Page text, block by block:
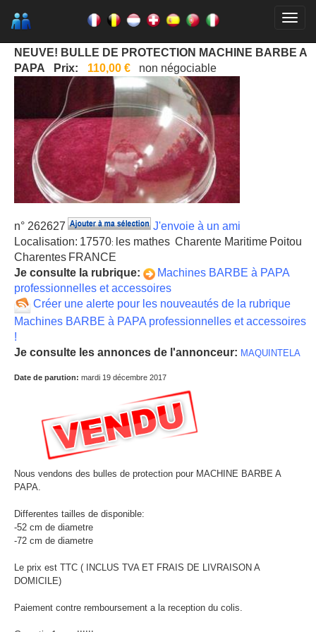
NEUVE! BULLE DE PROTECTION MACHINE BARBE A
PAPA
Prix: 110,00 € non négociable
n° 262627
J'envoie à un ami
Localisation: 17570: les mathes Charente Maritime Poitou
Charentes FRANCE
Je consulte la rubrique:
Machines BARBE à PAPA
professionnelles et accessoires
Créer une alerte pour les nouveautés de la rubrique
Machines BARBE à PAPA professionnelles et accessoires
!
Je consulte les annonces de l'annonceur: MAQUINTELA
Date de parution: mardi 19 décembre 2017
Nous vendons des bulles de protection pour MACHINE BARBE A
PAPA.
Differentes tailles de disponible:
-52 cm de diametre
-72 cm de diametre
Le prix est TTC ( INCLUS TVA ET FRAIS DE LIVRAISON A
DOMICILE)
Paiement contre remboursement a la reception du colis.